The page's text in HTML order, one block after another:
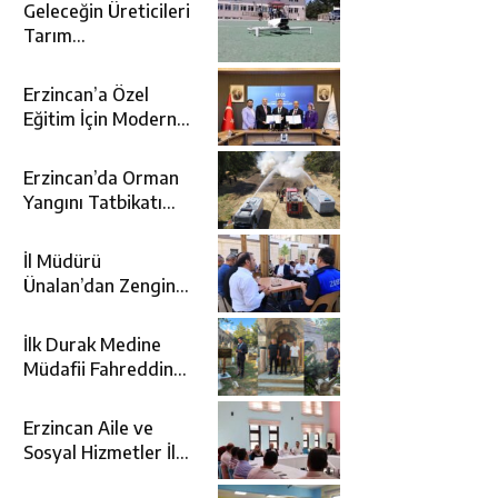
Geleceğin Üreticileri
Tarım
Tanışıyor
Erzincan’a Özel
Eğitim İçin Modern
Eğitim Meslek Okulu
Protokolü İmzalandı
Erzincan’da Orman
Yangını Tatbikatı
İl Müdürü
Ünalan’dan Zengin
Ziyareti
İlk Durak Medine
Müdafii Fahreddin
Kabri
Erzincan Aile ve
Sosyal Hizmetler İl